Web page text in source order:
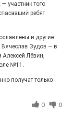
0
участник того
ребят
и другие
Вячеслав Зудов — в
Алексей Лёвин,
№11.
получат только
0 0